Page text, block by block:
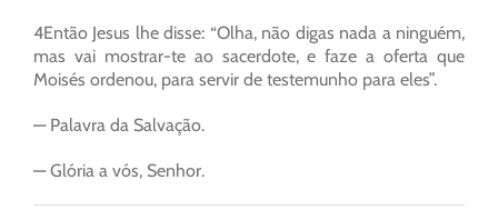
4Então Jesus lhe disse: “Olha, não digas nada a ninguém,
mas vai mostrar-te ao sacerdote, e faze a oferta que
Moisés ordenou, para servir de testemunho para eles”.
— Palavra da Salvação.
— Glória a vós, Senhor.